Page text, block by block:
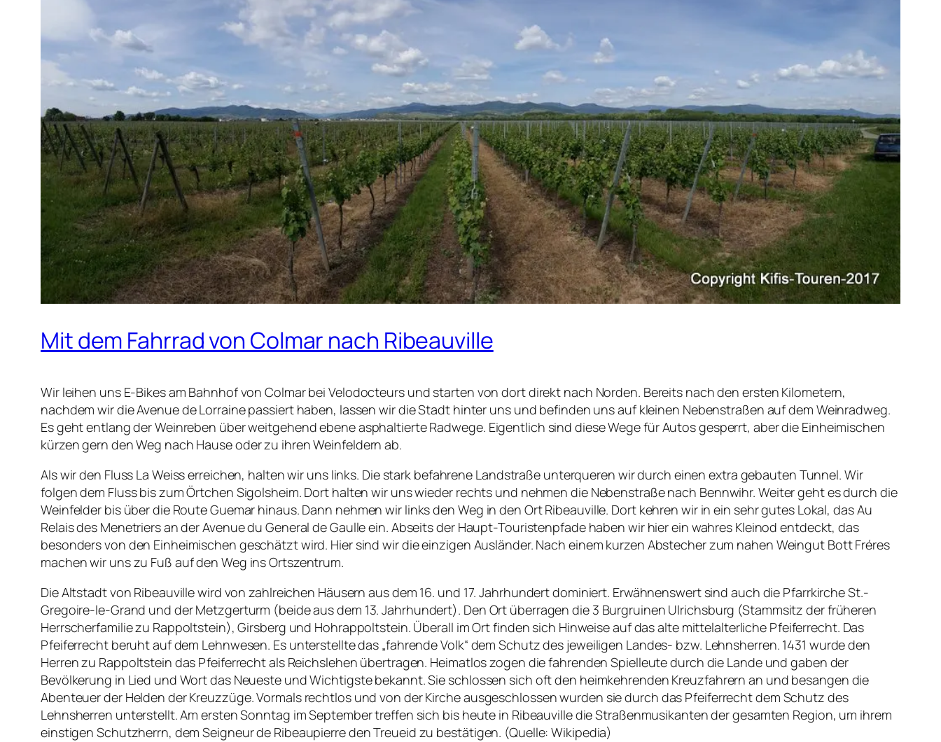
Mit dem Fahrrad von Colmar nach Ribeauville
Wir leihen uns E-Bikes am Bahnhof von Colmar bei Velodocteurs und starten von dort direkt nach Norden. Bereits nach den ersten Kilometern,
nachdem wir die Avenue de Lorraine passiert haben, lassen wir die Stadt hinter uns und befinden uns auf kleinen Nebenstraßen auf dem Weinradweg.
Es geht entlang der Weinreben über weitgehend ebene asphaltierte Radwege. Eigentlich sind diese Wege für Autos gesperrt, aber die Einheimischen
kürzen gern den Weg nach Hause oder zu ihren Weinfeldern ab.
Als wir den Fluss La Weiss erreichen, halten wir uns links. Die stark befahrene Landstraße unterqueren wir durch einen extra gebauten Tunnel. Wir
folgen dem Fluss bis zum Örtchen Sigolsheim. Dort halten wir uns wieder rechts und nehmen die Nebenstraße nach Bennwihr. Weiter geht es durch die
Weinfelder bis über die Route Guemar hinaus. Dann nehmen wir links den Weg in den Ort Ribeauville. Dort kehren wir in ein sehr gutes Lokal, das Au
Relais des Menetriers an der Avenue du General de Gaulle ein. Abseits der Haupt-Touristenpfade haben wir hier ein wahres Kleinod entdeckt, das
besonders von den Einheimischen geschätzt wird. Hier sind wir die einzigen Ausländer. Nach einem kurzen Abstecher zum nahen Weingut Bott Fréres
machen wir uns zu Fuß auf den Weg ins Ortszentrum.
Die Altstadt von Ribeauville wird von zahlreichen Häusern aus dem 16. und 17. Jahrhundert dominiert. Erwähnenswert sind auch die Pfarrkirche St.-
Gregoire-le-Grand und der Metzgerturm (beide aus dem 13. Jahrhundert). Den Ort überragen die 3 Burgruinen Ulrichsburg (Stammsitz der früheren
Herrscherfamilie zu Rappoltstein), Girsberg und Hohrappoltstein. Überall im Ort finden sich Hinweise auf das alte mittelalterliche Pfeiferrecht. Das
Pfeiferrecht beruht auf dem Lehnwesen. Es unterstellte das „fahrende Volk“ dem Schutz des jeweiligen Landes- bzw. Lehnsherren. 1431 wurde den
Herren zu Rappoltstein das Pfeiferrecht als Reichslehen übertragen. Heimatlos zogen die fahrenden Spielleute durch die Lande und gaben der
Bevölkerung in Lied und Wort das Neueste und Wichtigste bekannt. Sie schlossen sich oft den heimkehrenden Kreuzfahrern an und besangen die
Abenteuer der Helden der Kreuzzüge. Vormals rechtlos und von der Kirche ausgeschlossen wurden sie durch das Pfeiferrecht dem Schutz des
Lehnsherren unterstellt. Am ersten Sonntag im September treffen sich bis heute in Ribeauville die Straßenmusikanten der gesamten Region, um ihrem
einstigen Schutzherrn, dem Seigneur de Ribeaupierre den Treueid zu bestätigen. (Quelle: Wikipedia)